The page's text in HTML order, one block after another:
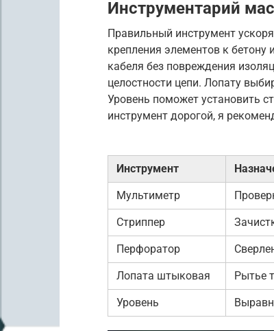
Инструментарий
Правильный инструмент
крепления элементов к
кабеля без повреждения
целостности цепи. Лопату
Уровень поможет установить
инструмент дорогой, я
Инструмент
Мультиметр
Стриппер
Перфоратор
Лопата штыковая Рытье
Уровень